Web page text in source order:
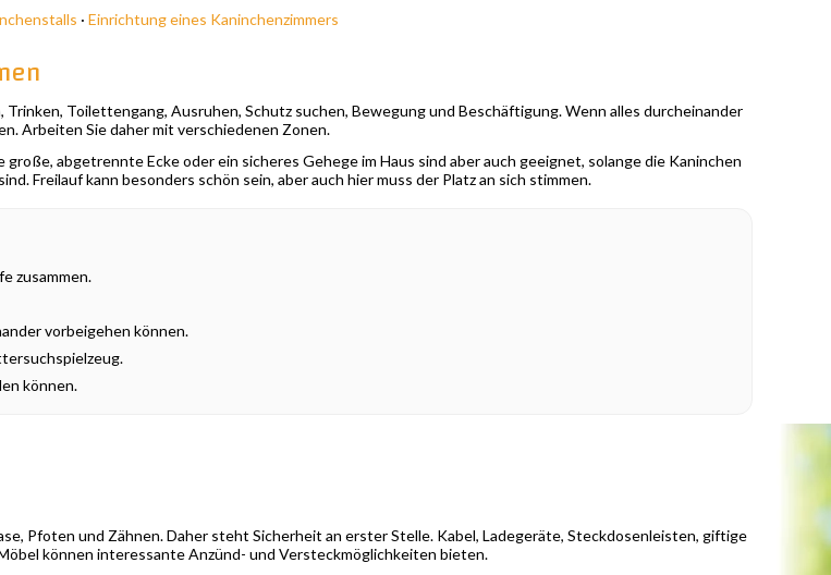
· Einrichtung eines Kaninchenzimmers
Toilettengang, Ausruhen, Schutz suchen, Bewegung und Beschäftigung. Wenn alles durcheinander
Arbeiten Sie daher mit verschiedenen Zonen.
abgetrennte Ecke oder ein sicheres Gehege im Haus sind aber auch geeignet, solange die Kaninchen
Freilauf kann besonders schön sein, aber auch hier muss der Platz an sich stimmen.
zusammen.
vorbeigehen können.
können.
Pfoten und Zähnen. Daher steht Sicherheit an erster Stelle. Kabel, Ladegeräte, Steckdosenleisten, giftige
können interessante Anzünd- und Versteckmöglichkeiten bieten.